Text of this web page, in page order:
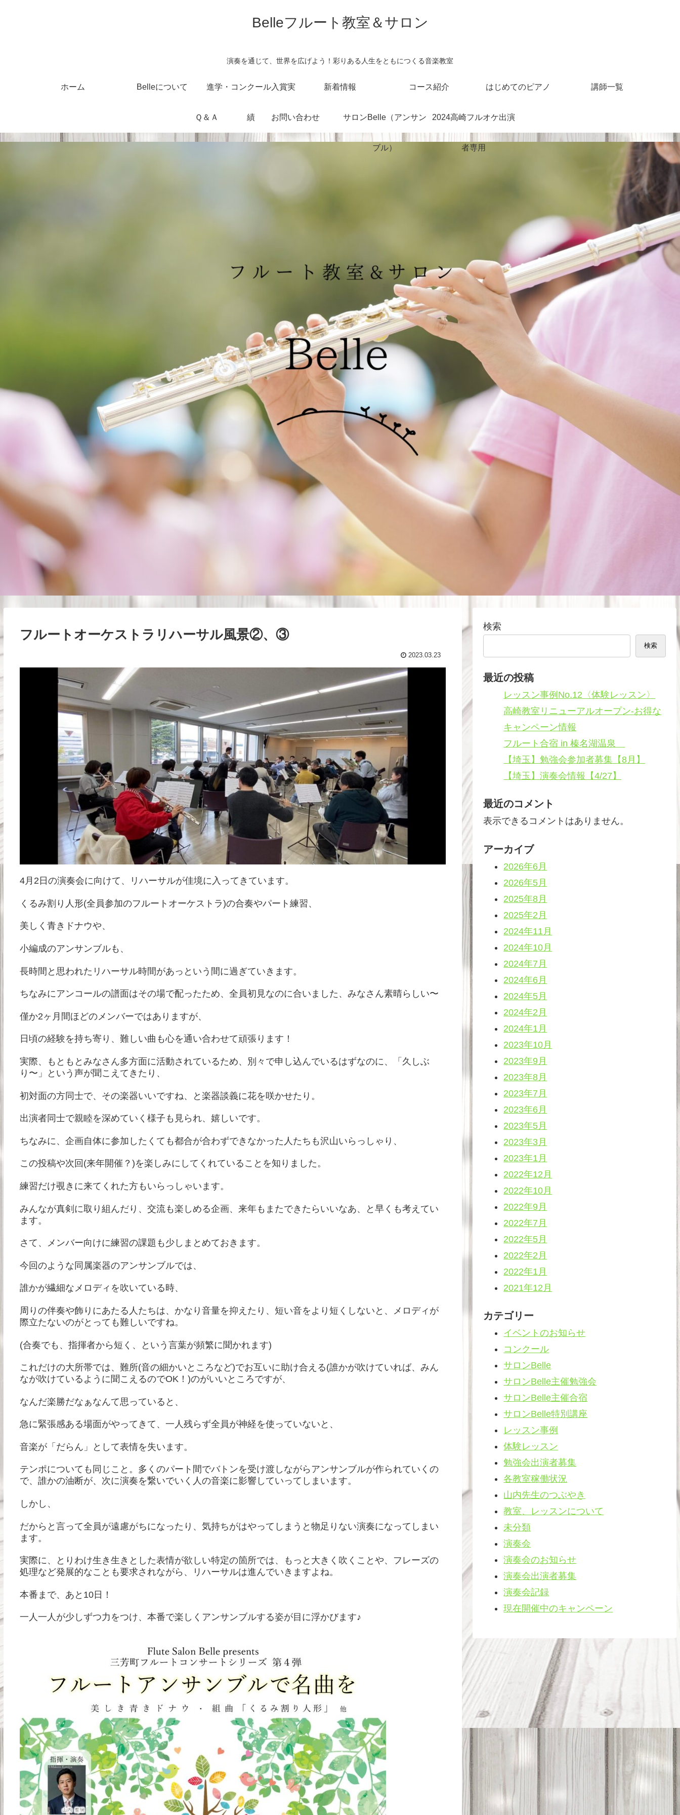
Belleフルート教室＆サロン
演奏を通じて、世界を広げよう！彩りある人生をともにつくる音楽教室
ホーム Belleについて 進学・コンクール入賞実
績
新着情報 コース紹介 はじめてのピアノ 講師一覧
Ｑ＆Ａ お問い合わせ サロンBelle（アンサン
ブル）
2024高崎フルオケ出演
者専用
フルートオーケストラリハーサル風景②、③
2023.03.23
4月2日の演奏会に向けて、リハーサルが佳境に入ってきています。
くるみ割り人形(全員参加のフルートオーケストラ)の合奏やパート練習、
美しく青きドナウや、
小編成のアンサンブルも、
長時間と思われたリハーサル時間があっという間に過ぎていきます。
ちなみにアンコールの譜面はその場で配ったため、全員初見なのに合いました、みなさん素晴らしい〜
僅か2ヶ月間ほどのメンバーではありますが、
日頃の経験を持ち寄り、難しい曲も心を通い合わせて頑張ります！
実際、もともとみなさん多方面に活動されているため、別々で申し込んでいるはずなのに、「久しぶ
り〜」という声が聞こえてきたり、
初対面の方同士で、その楽器いいですね、と楽器談義に花を咲かせたり。
出演者同士で親睦を深めていく様子も見られ、嬉しいです。
ちなみに、企画自体に参加したくても都合が合わずできなかった人たちも沢山いらっしゃり、
この投稿や次回(来年開催？)を楽しみにしてくれていることを知りました。
練習だけ覗きに来てくれた方もいらっしゃいます。
みんなが真剣に取り組んだり、交流も楽しめる企画、来年もまたできたらいいなあ、と早くも考えてい
ます。
さて、メンバー向けに練習の課題も少しまとめておきます。
今回のような同属楽器のアンサンブルでは、
誰かが繊細なメロディを吹いている時、
周りの伴奏や飾りにあたる人たちは、かなり音量を抑えたり、短い音をより短くしないと、メロディが
際立たないのがとっても難しいですね。
(合奏でも、指揮者から短く、という言葉が頻繁に聞かれます)
これだけの大所帯では、難所(音の細かいところなど)でお互いに助け合える(誰かが吹けていれば、みん
なが吹けているように聞こえるのでOK！)のがいいところですが、
なんだ楽勝だなぁなんて思っていると、
急に緊張感ある場面がやってきて、一人残らず全員が神経を使っていないと、
音楽が「だらん」として表情を失います。
テンポについても同じこと。多くのパート間でバトンを受け渡しながらアンサンブルが作られていくの
で、誰かの油断が、次に演奏を繋いでいく人の音楽に影響していってしまいます。
しかし、
だからと言って全員が遠慮がちになったり、気持ちがはやってしまうと物足りない演奏になってしまい
ます。
実際に、とりわけ生き生きとした表情が欲しい特定の箇所では、もっと大きく吹くことや、フレーズの
処理など発展的なことも要求されながら、リハーサルは進んでいきますよね。
本番まで、あと10日！
一人一人が少しずつ力をつけ、本番で楽しくアンサンブルする姿が目に浮かびます♪
検索
検索
最近の投稿
レッスン事例No.12〈体験レッスン〉
高崎教室リニューアルオープン-お得な
キャンペーン情報
フルート合宿 in 榛名湖温泉
【埼玉】勉強会参加者募集【8月】
【埼玉】演奏会情報【4/27】
最近のコメント
表示できるコメントはありません。
アーカイブ
2026年6月
2026年5月
2025年8月
2025年2月
2024年11月
2024年10月
2024年7月
2024年6月
2024年5月
2024年2月
2024年1月
2023年10月
2023年9月
2023年8月
2023年7月
2023年6月
2023年5月
2023年3月
2023年1月
2022年12月
2022年10月
2022年9月
2022年7月
2022年5月
2022年2月
2022年1月
2021年12月
カテゴリー
イベントのお知らせ
コンクール
サロンBelle
サロンBelle主催勉強会
サロンBelle主催合宿
サロンBelle特別講座
レッスン事例
体験レッスン
勉強会出演者募集
各教室稼働状況
山内先生のつぶやき
教室、レッスンについて
未分類
演奏会
演奏会のお知らせ
演奏会出演者募集
演奏会記録
現在開催中のキャンペーン